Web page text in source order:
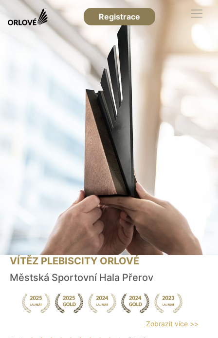
Registrace
VÍTĚZ PLEBISCITY ORLOVÉ
Městská Sportovní Hala Přerov
Zobrazit více >>